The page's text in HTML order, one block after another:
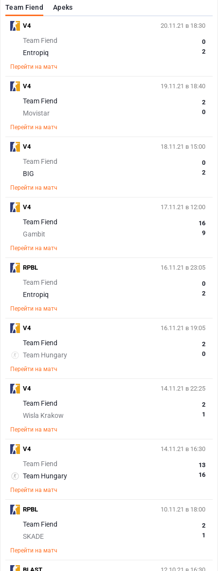
Team Fiend Apeks
20.11.21 в 18:30
Team Fiend
Entropiq
0
2
Перейти на матч
V4
19.11.21 в 18:40
Team Fiend
Movistar
2
0
Перейти на матч
V4
18.11.21 в 15:00
Team Fiend
BIG
0
2
Перейти на матч
V4
17.11.21 в 12:00
Team Fiend
Gambit
16
9
Перейти на матч
V4
16.11.21 в 23:05
Team Fiend
Entropiq
0
2
Перейти на матч
RPBL
16.11.21 в 19:05
Team Fiend
Team Hungary
2
0
Перейти на матч
V4
14.11.21 в 22:25
Team Fiend
Wisla Krakow
2
1
Перейти на матч
V4
14.11.21 в 16:30
Team Fiend
Team Hungary
13
16
Перейти на матч
V4
10.11.21 в 18:00
Team Fiend
SKADE
2
1
Перейти на матч
RPBL